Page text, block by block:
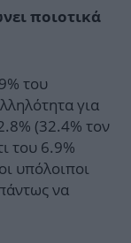
ποιοτικά
του
για
(32.4% τον
του 6.9%
υπόλοιποι
να